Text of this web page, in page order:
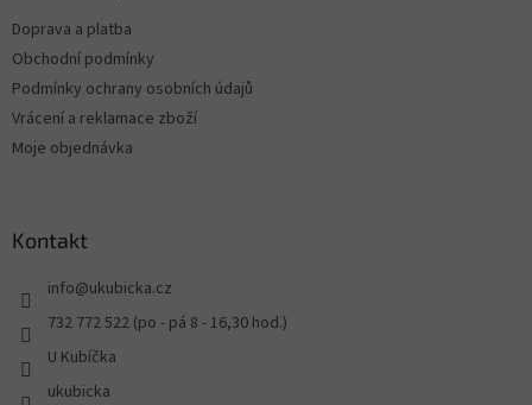
Doprava a platba
Obchodní podmínky
Podmínky ochrany osobních údajů
Vrácení a reklamace zboží
Moje objednávka
Kontakt
info@ukubicka.cz
732 772 522 (po - pá 8 - 16,30 hod.)
U Kubíčka
ukubicka